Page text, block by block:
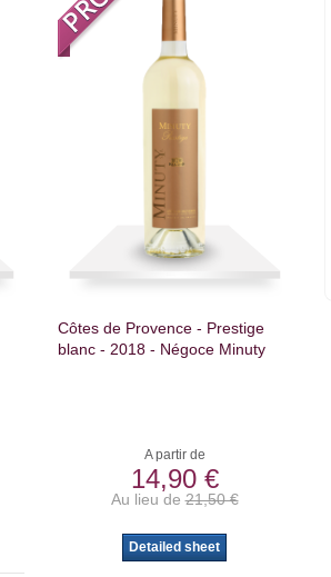
Côtes de Provence - Prestige
blanc - 2018 - Négoce Minuty
A partir de
14,90 €
Au lieu de21,50 €
Detailed sheet